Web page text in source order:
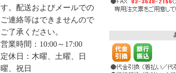
す。配送およびメールでの
ご連絡等はできませんので
ご了承ください。
営業時間：10:00～17:00
定休日：木曜、土曜、日
曜、祝日